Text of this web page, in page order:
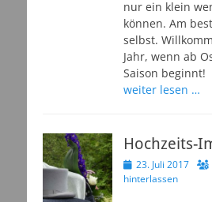
nur ein klein
können. Am
selbst.
Jahr, wenn ab
Saison
weiter lesen …
Hochzeits-
Veröffentlicht
am
23. Juli 2017
hinterlassen